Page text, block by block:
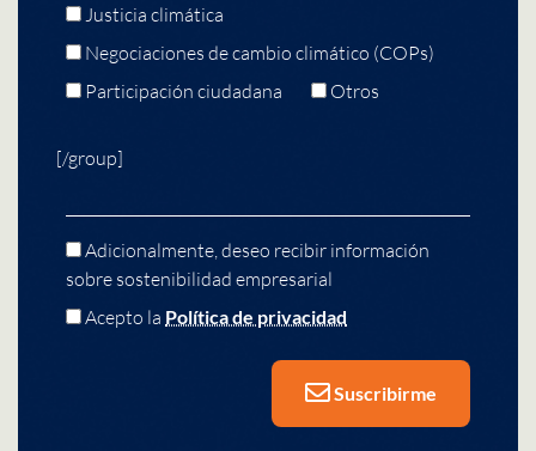
Justicia climática
Negociaciones de cambio climático (COPs)
Participación ciudadana
Otros
[/group]
Adicionalmente, deseo recibir información
sobre sostenibilidad empresarial
Acepto la Política de privacidad
Suscribirme